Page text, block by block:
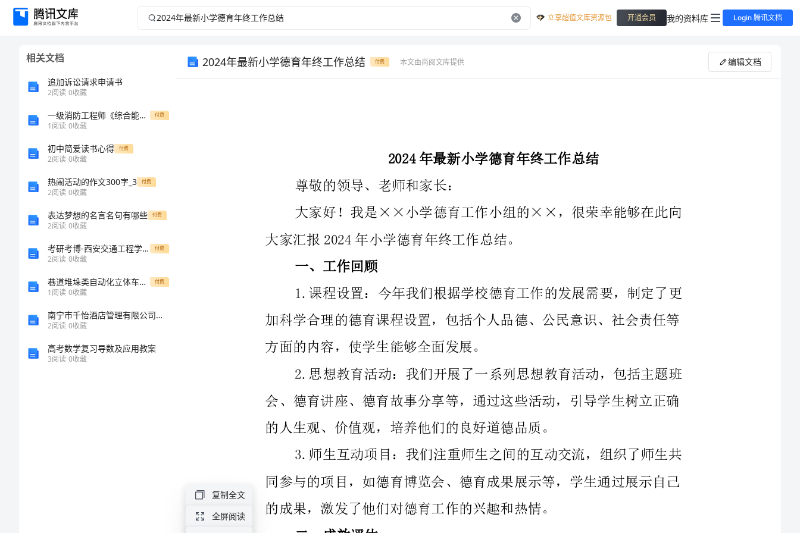
2024
立享超值文库资源包 开通会员 我的资料库 Login 腾讯文档
相关文档
追加诉讼请求申请书
2阅读 0收藏
一级消防工程师《综合能力》真题及答案 付费
1阅读 0收藏
初中简爱读书心得 付费
2阅读 0收藏
热闹活动的作文300字_3 付费
2阅读 0收藏
表达梦想的名言名句有哪些 付费
2阅读 0收藏
考研考博-西安交通工程学院2023年考研《经济学》全真模拟卷3套【300题】附带答案详解V1.2 付费
2阅读 0收藏
巷道堆垛类自动化立体车库设计毕业设计 付费
1阅读 0收藏
南宁市千怡酒店管理有限公司介绍企业发展分析报告
2阅读 0收藏
高考数学复习导数及应用教案
3阅读 0收藏
2024年最新小学德育年终工作总结 付费 本文由尚阅文库提供 编辑文档
进一步提升，更多的学生能够自觉地遵守校规校纪，积极参与德育活
2.道德行为改进：学校广泛开展了有关道德行为的教育，培养学
大家汇报2024年小学德育年终工作总结。
一、工作回顾
2.思想教育活动：我们开展了一系列思想教育活动，包括主题班
会、德育讲座、德育故事分享等，通过这些活动，引导学生树立正确
的人生观、价值观，培养他们的良好道德品质。
3.师生互动项目：我们注重师生之间的互动交流，组织了师生共
的成果，激发了他们对德育工作的兴趣和热情。
二、成效评估
1.德育意识提升：通过一年的德育工作，学生的德育意识得到了
复制全文
全屏阅读